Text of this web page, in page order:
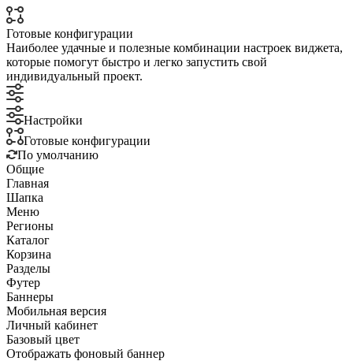
Готовые конфигурации
Наиболее удачные и полезные комбинации настроек виджета,
которые помогут быстро и легко запустить свой
индивидуальный проект.
Настройки
Готовые конфигурации
По умолчанию
Общие
Главная
Шапка
Меню
Регионы
Каталог
Корзина
Разделы
Футер
Баннеры
Мобильная версия
Личный кабинет
Базовый цвет
Отображать фоновый баннер